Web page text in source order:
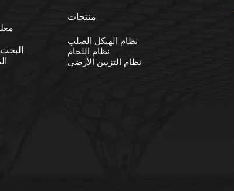
البحث
منتجات
نظام الهيكل الصلب
نظام اللحام
نظام التزيين الأرضي